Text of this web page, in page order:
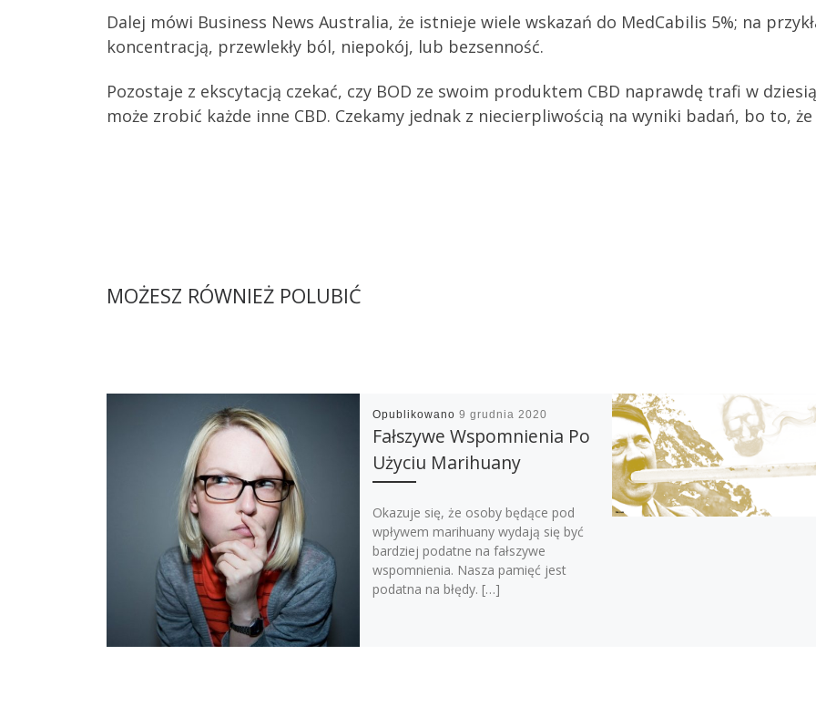
Dalej mówi Business News Australia, że istnieje wiele wskazań do MedCabilis 5%; na
koncentracją, przewlekły ból, niepokój, lub bezsenność.
Pozostaje z ekscytacją czekać, czy BOD ze swoim produktem CBD naprawdę trafi w
może zrobić każde inne CBD. Czekamy jednak z niecierpliwością na wyniki badań, bo to,
MOŻESZ RÓWNIEŻ POLUBIĆ
Opublikowano 9 grudnia 2020
Fałszywe Wspomnienia Po
Użyciu Marihuany
Okazuje się, że osoby będące pod
wpływem marihuany wydają się być
bardziej podatne na fałszywe
wspomnienia. Nasza pamięć jest
podatna na błędy. […]